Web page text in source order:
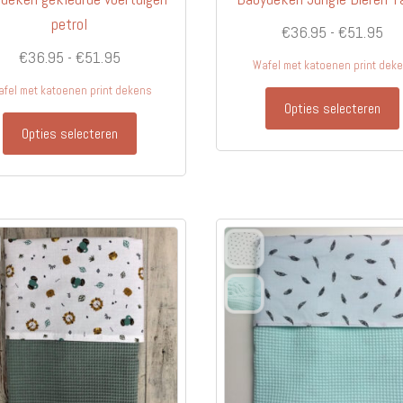
petrol
€36.95 - €51.95Prijsklasse:
€36.95
met katoenen print dekens
Opties selecteren
Dit
Deze
optie
kan
gekozen
worden
op
de
productpagina
€36.95 - €51.95
Wafel met katoenen print
Opties selecteren